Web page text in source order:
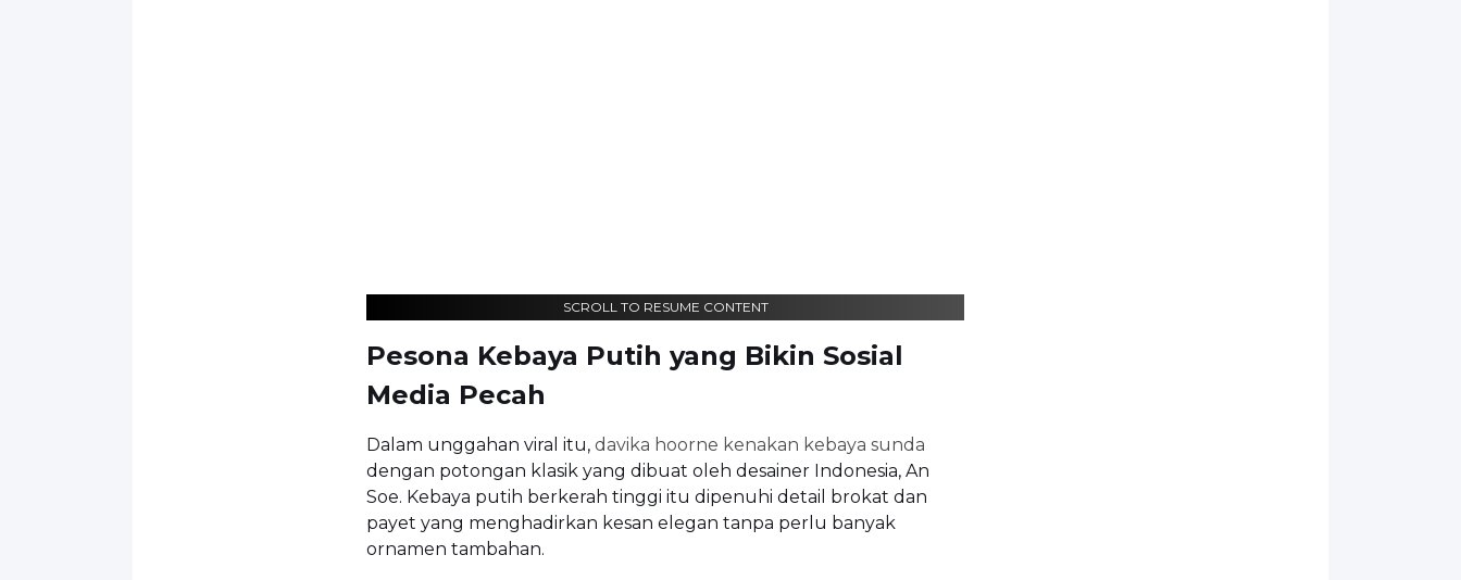
SCROLL TO RESUME CONTENT
Pesona Kebaya Putih yang Bikin Sosial
Media Pecah
Dalam unggahan viral itu, davika hoorne kenakan kebaya sunda
dengan potongan klasik yang dibuat oleh desainer Indonesia, An
Soe. Kebaya putih berkerah tinggi itu dipenuhi detail brokat dan
payet yang menghadirkan kesan elegan tanpa perlu banyak
ornamen tambahan.